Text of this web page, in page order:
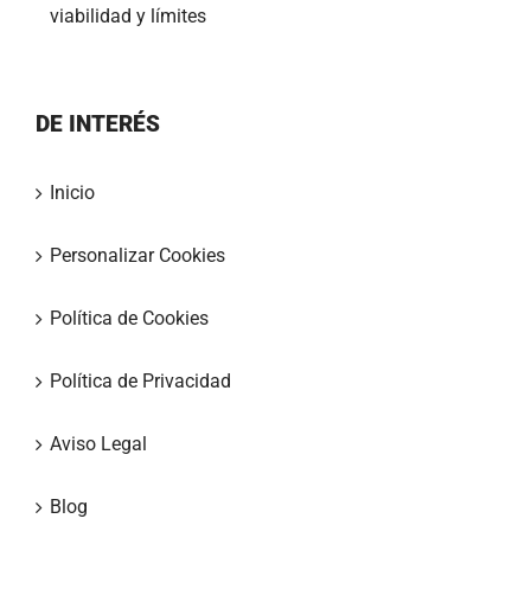
viabilidad y límites
DE INTERÉS
Inicio
Personalizar Cookies
Política de Cookies
Política de Privacidad
Aviso Legal
Blog